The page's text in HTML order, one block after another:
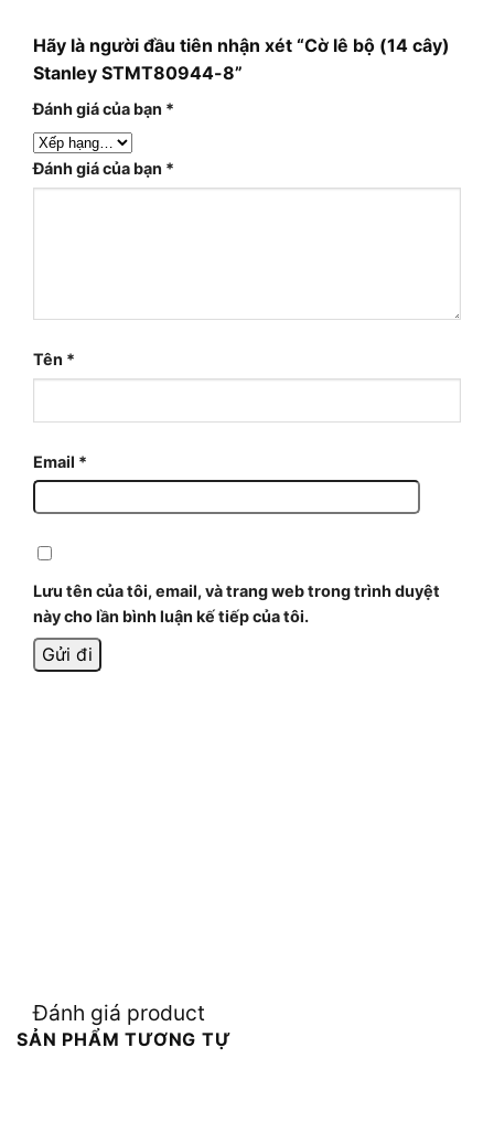
Hãy là người đầu tiên nhận xét “Cờ lê bộ (14 cây)
Stanley STMT80944-8”
Đánh giá của bạn *
Đánh giá của bạn *
Tên *
Email *
Lưu tên của tôi, email, và trang web trong trình duyệt
này cho lần bình luận kế tiếp của tôi.
Đánh giá product
SẢN PHẨM TƯƠNG TỰ